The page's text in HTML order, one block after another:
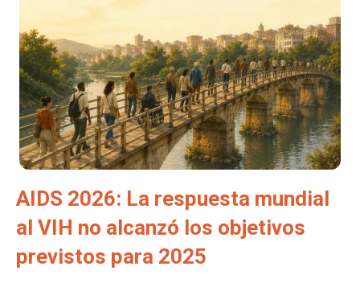
AIDS 2026: La respuesta mundial
al VIH no alcanzó los objetivos
previstos para 2025